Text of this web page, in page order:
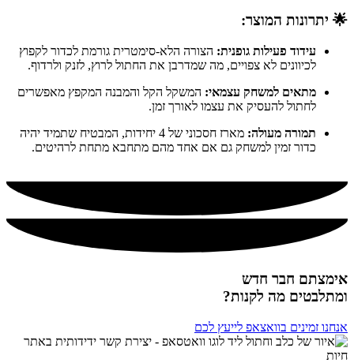
🌟 יתרונות המוצר:
עידוד פעילות גופנית: הצורה הלא-סימטרית גורמת לכדור לקפוץ
לכיוונים לא צפויים, מה שמדרבן את החתול לרוץ, לזנק ולרדוף.
מתאים למשחק עצמאי: המשקל הקל והמבנה המקפץ מאפשרים
לחתול להעסיק את עצמו לאורך זמן.
תמורה מעולה:
מארז חסכוני של 4 יחידות, המבטיח שתמיד יהיה
כדור זמין למשחק גם אם אחד מהם מתחבא מתחת לרהיטים.
אימצתם חבר חדש
ומתלבטים מה לקנות?
אנחנו זמינים בוואצאפ לייעץ לכם